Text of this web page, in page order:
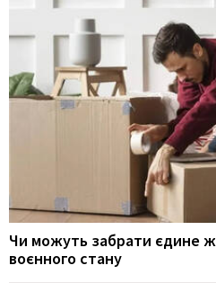
Чи можуть забрати єдине
воєнного стану